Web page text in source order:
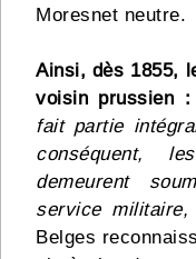
Moresnet neutre.
Ainsi, dès 1855,
voisin prussien :
fait partie
conséquent,
demeurent
service
Belges